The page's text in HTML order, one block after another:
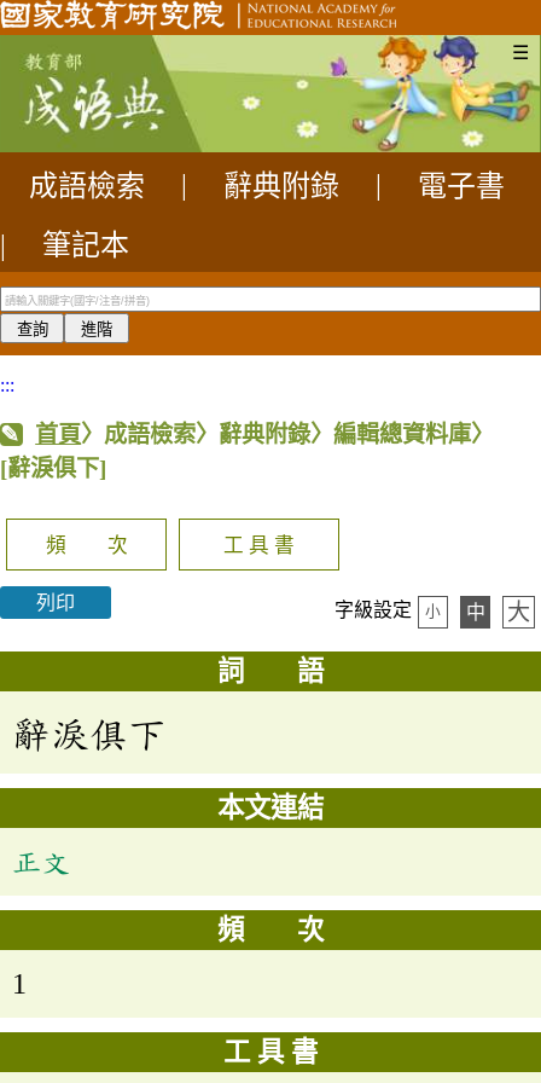
☰
成語檢索 辭典附錄
電子書
|
筆記本
:::
首頁〉成語檢索〉辭典附錄〉編輯總資料庫〉
[辭淚俱下]
頻 次 工 具 書
列印 字級設定 小 中 大
詞 語
辭淚俱下
本文連結
正文
頻 次
1
工 具 書